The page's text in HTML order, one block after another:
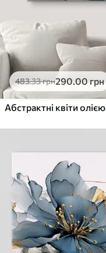
483.33грн290.00грн
Абстрактні квіти олією